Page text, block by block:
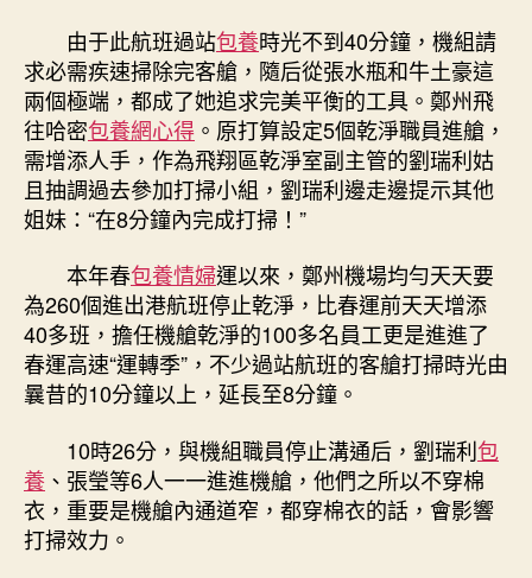
由于此航班過站包養時光不到40分鐘，機組請
求必需疾速掃除完客艙，隨后從張水瓶和牛土豪這
兩個極端，都成了她追求完美平衡的工具。鄭州飛
往哈密包養網心得 。原打算設定5個乾淨職員進艙，
需增添人手，作為飛翔區乾淨室副主管的劉瑞利姑
且抽調過去參加打掃小組，劉瑞利邊走邊提示其他
姐妹：“在8分鐘內完成打掃！”
本年春包養情婦運以來，鄭州機場均勻天天要
為260個進出港航班停止乾淨，比春運前天天增添
40多班，擔任機艙乾淨的100多名員工更是進進了
春運高速“運轉季”，不少過站航班的客艙打掃時光由
曩昔的10分鐘以上，延長至8分鐘。
10時26分，與機組職員停止溝通后，劉瑞利包
養 、張瑩等6人一一進進機艙，他們之所以不穿棉
衣，重要是機艙內通道窄，都穿棉衣的話，會影響
打掃效力。